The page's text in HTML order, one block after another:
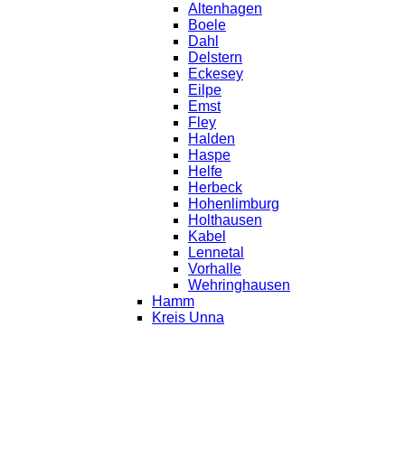
Altenhagen
Boele
Dahl
Delstern
Eckesey
Eilpe
Emst
Fley
Halden
Haspe
Helfe
Herbeck
Hohenlimburg
Holthausen
Kabel
Lennetal
Vorhalle
Wehringhausen
Hamm
Kreis Unna